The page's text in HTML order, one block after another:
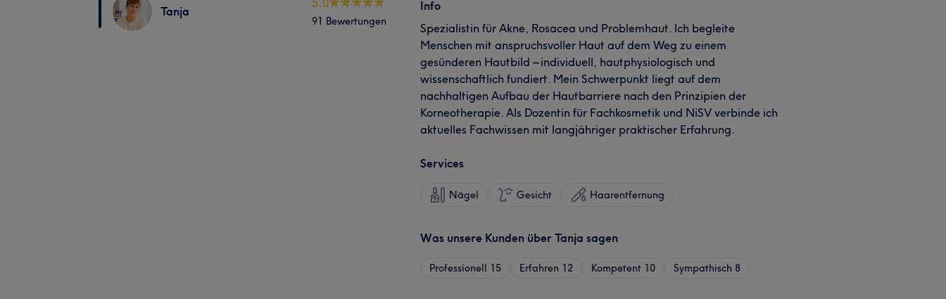
Tanja
91 Bewertungen
Info
Spezialistin für Akne, Rosacea und Problemhaut. Ich begleite
Menschen mit anspruchsvoller Haut auf dem Weg zu einem
gesünderen Hautbild – individuell, hautphysiologisch und
wissenschaftlich fundiert. Mein Schwerpunkt liegt auf dem
nachhaltigen Aufbau der Hautbarriere nach den Prinzipien der
Korneotherapie. Als Dozentin für Fachkosmetik und NiSV verbinde ich
aktuelles Fachwissen mit langjähriger praktischer Erfahrung.
Services
Nägel Gesicht Haarentfernung
Was unsere Kunden über Tanja sagen
Professionell 15 Erfahren 12 Kompetent 10 Sympathisch 8